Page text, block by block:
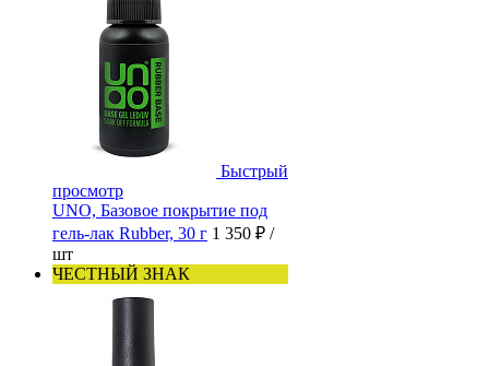
Быстрый
просмотр
UNO, Базовое покрытие под
гель-лак Rubber, 30 г 1 350 ₽ /
шт
ЧЕСТНЫЙ ЗНАК